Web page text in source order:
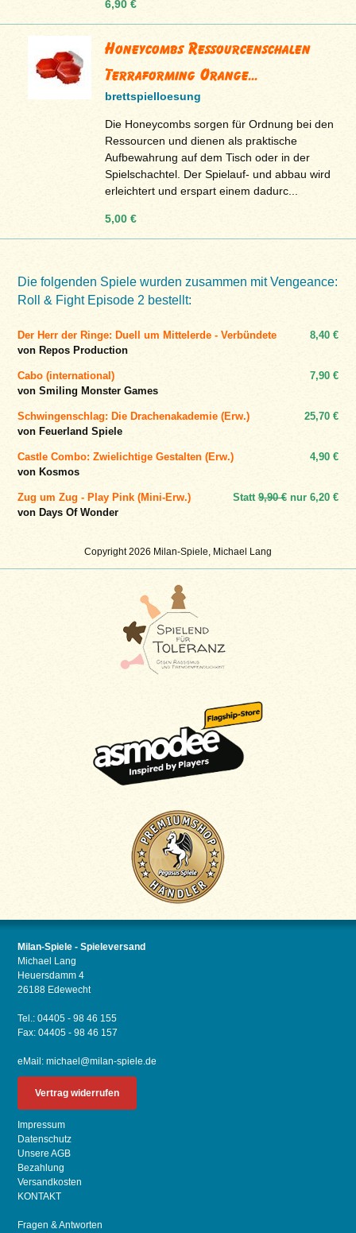
Copyright 2026 Milan-Spiele, Michael Lang
6,90 €
Honeycombs Ressourcenschalen
Terraforming Orange...
brettspielloesung
Die Honeycombs sorgen für Ordnung bei den
Ressourcen und dienen als praktische
Aufbewahrung auf dem Tisch oder in der
Spielschachtel. Der Spielauf- und abbau wird
erleichtert und erspart einem dadurc...
5,00 €
Die folgenden Spiele wurden zusammen mit Vengeance:
Roll & Fight Episode 2 bestellt:
Der Herr der Ringe: Duell um Mittelerde - Verbündete
von Repos Production
8,40 €
Cabo (international)
von Smiling Monster Games
7,90 €
Schwingenschlag: Die Drachenakademie (Erw.)
von Feuerland Spiele
25,70 €
Castle Combo: Zwielichtige Gestalten (Erw.)
von Kosmos
4,90 €
Zug um Zug - Play Pink (Mini-Erw.)
von Days Of Wonder
Statt9,90 €nur 6,20 €
Milan-Spiele - Spieleversand
Michael Lang
Heuersdamm 4
26188 Edewecht
Tel.: 04405 - 98 46 155
Fax: 04405 - 98 46 157
eMail:michael@milan-spiele.de
Vertrag widerrufen
Impressum
Datenschutz
Unsere AGB
Bezahlung
Versandkosten
KONTAKT
Fragen & Antworten